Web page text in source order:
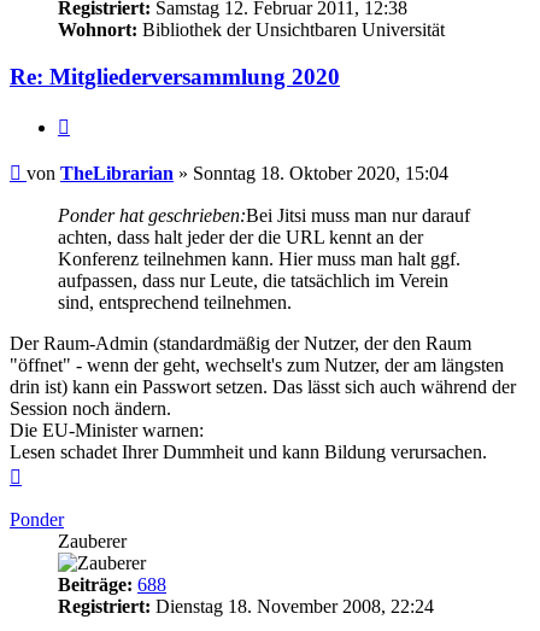
Registriert: Samstag 12. Februar 2011, 12:38
Wohnort: Bibliothek der Unsichtbaren Universität
Re: Mitgliederversammlung 2020
Beitrag
von TheLibrarian » Sonntag 18. Oktober 2020, 15:04
Ponder hat geschrieben:Bei Jitsi muss man nur darauf
achten, dass halt jeder der die URL kennt an der
Konferenz teilnehmen kann. Hier muss man halt ggf.
aufpassen, dass nur Leute, die tatsächlich im Verein
sind, entsprechend teilnehmen.
Der Raum-Admin (standardmäßig der Nutzer, der den Raum
"öffnet" - wenn der geht, wechselt's zum Nutzer, der am längsten
drin ist) kann ein Passwort setzen. Das lässt sich auch während der
Session noch ändern.
Die EU-Minister warnen:
Lesen schadet Ihrer Dummheit und kann Bildung verursachen.
Ponder
Zauberer
Beiträge: 688
Registriert: Dienstag 18. November 2008, 22:24